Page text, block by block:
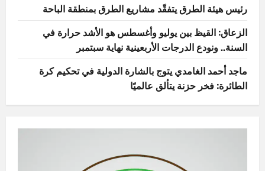
رئيس هيئة الطرق يتفقّد مشاريع الطرق بمنطقة الباحة
الزعاق: القيظ بين يوليو وأغسطس هو الأشد حرارة في
السنة.. ونودع الدرجات الأربعينية نهاية سبتمبر
ماجد أحمد الغامدي يتوج بالشارة الدولية في تحكيم كرة
الطائرة: فخر حزنة يتألق عالميًا